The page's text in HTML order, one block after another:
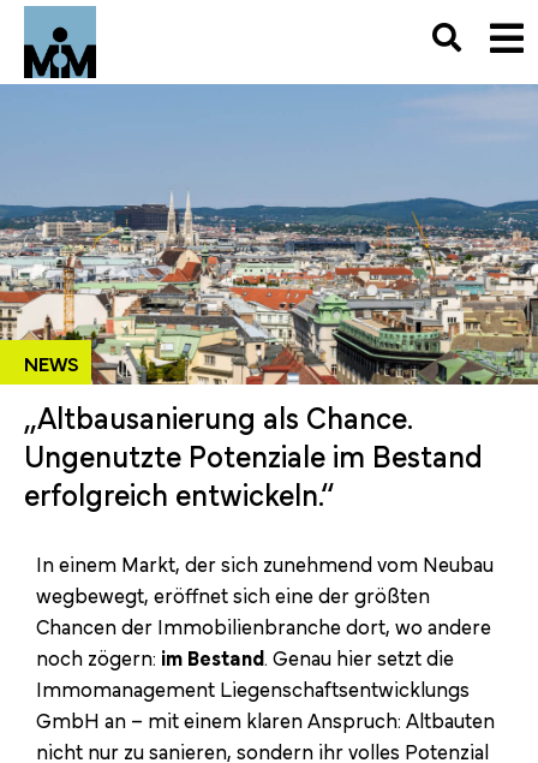
NEWS
„Altbausanierung als Chance.
Ungenutzte Potenziale im Bestand
erfolgreich entwickeln.“
In einem Markt, der sich zunehmend vom Neubau
wegbewegt, eröffnet sich eine der größten
Chancen der Immobilienbranche dort, wo andere
noch zögern: im Bestand. Genau hier setzt die
Immomanagement Liegenschaftsentwicklungs
GmbH an – mit einem klaren Anspruch: Altbauten
nicht nur zu sanieren, sondern ihr volles Potenzial